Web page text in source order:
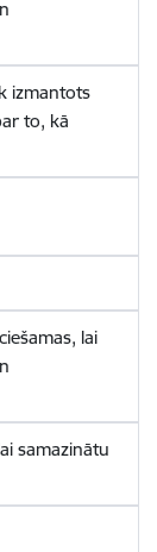
izmantots
to, kā
lai
samazinātu